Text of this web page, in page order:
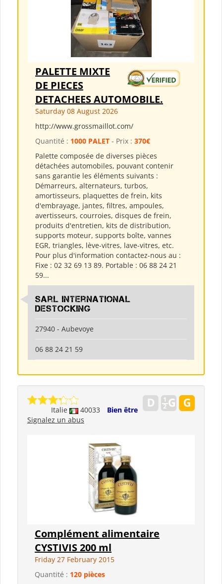
PALETTE MIXTE
DE PIECES
DETACHEES AUTOMOBILE.
Saturday 08 August 2026
http://www.grossmaillot.com/
Quantité : 1000 PALET - Prix : 370€
Palette composée de diverses pièces
détachées automobiles, pouvant contenir
sans garantie les éléments suivants :
Démarreurs, alternateurs, turbos,
amortisseurs, plaquettes de frein, kits
d'embrayage, jantes, filtres, ampoules,
avertisseurs, courroies, disques de frein,
produits d'entretien, kits de distribution,
supports moteur, supports boîte, vannes
EGR, triangles, lève-vitres, lave-vitres, etc.
Pour plus d'information contactez-nous au :
Fixe : 02 32 69 13 89. Portable : 06 88 24 21
59...
Sarl International
Destocking
27940 - Aubevoye
06 88 24 21 59
Italie 40033
Bien être
Signalez un abus
Complément alimentaire
CYSTIVIS 200 ml
Friday 27 February 2015
Quantité : 120 pièces